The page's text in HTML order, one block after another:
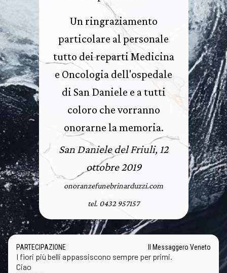
Un ringraziamento
particolare al personale
tutto dei reparti Medicina
e Oncologia dell'ospedale
di San Daniele e a tutti
coloro che vorranno
onorarne la memoria.
San Daniele del Friuli, 12
ottobre 2019
onoranzefunebrinarduzzi.com
tel. 0432 957157
PARTECIPAZIONE Il Messaggero Veneto
I fiori più belli appassiscono sempre per primi.
Ciao